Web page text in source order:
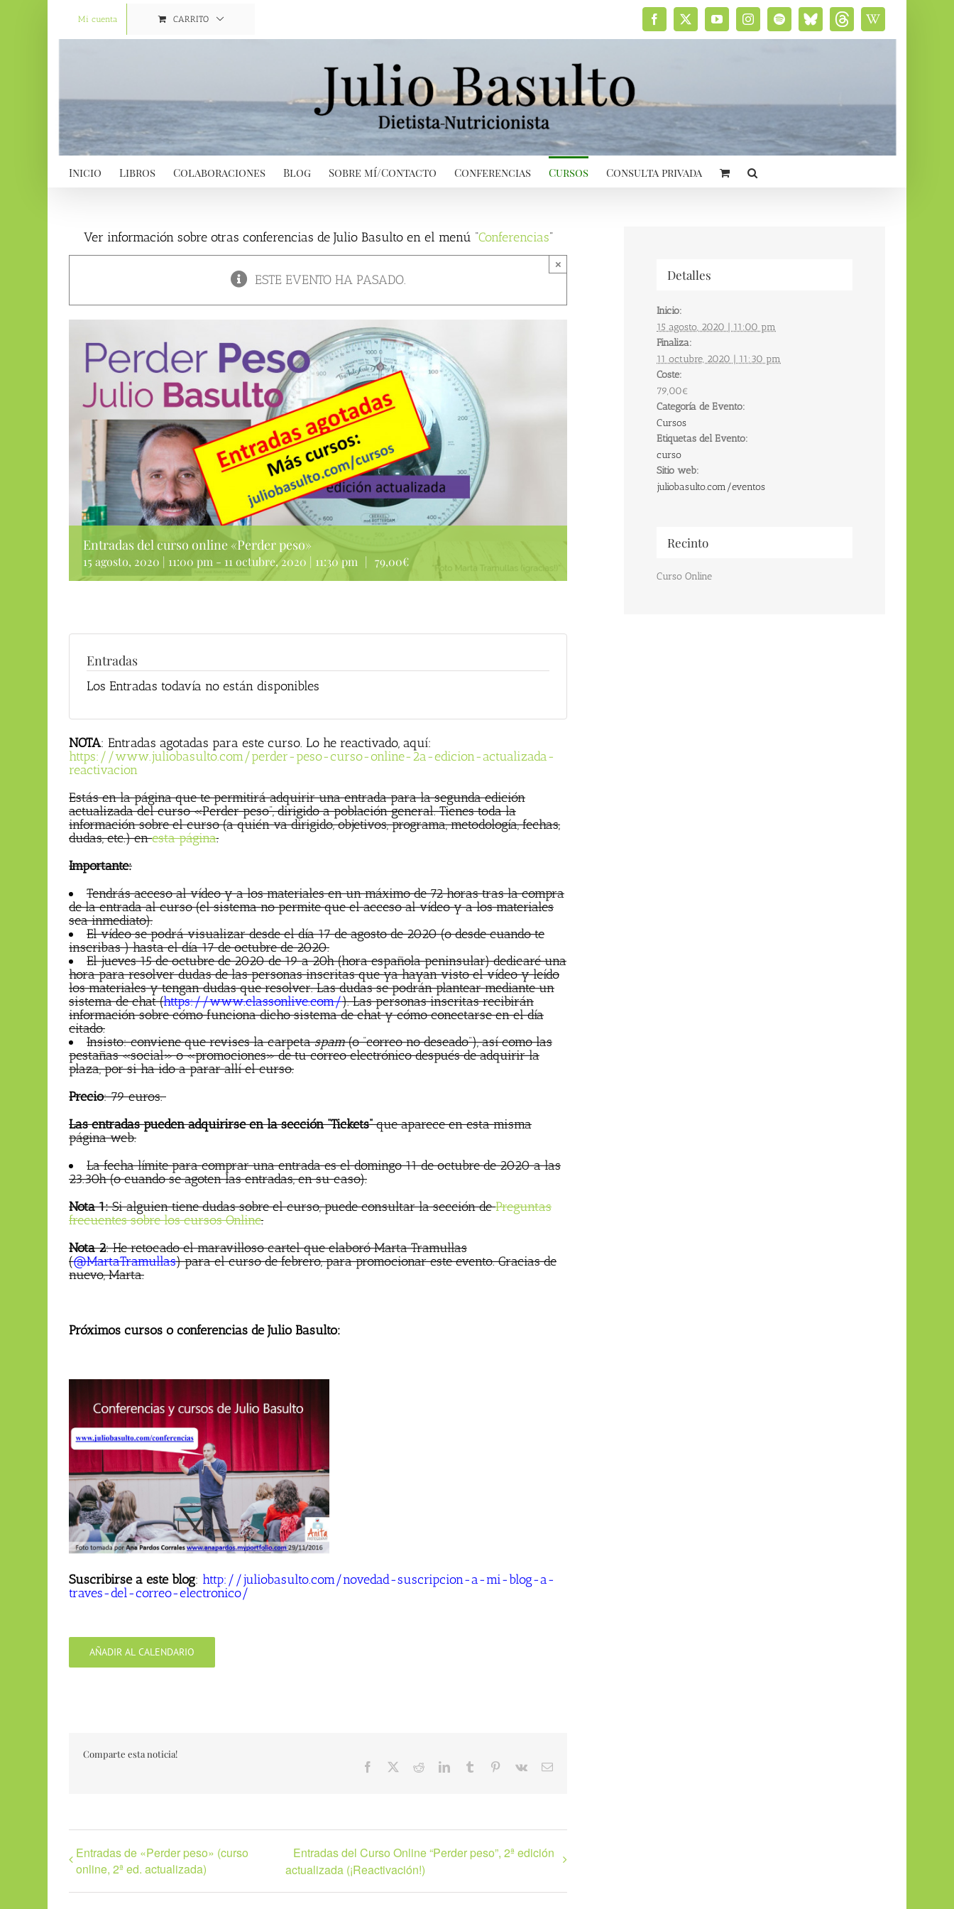
Mi cuenta CARRITO Facebook
X YouTubeInstagramSpotifyBluesky
social
ThreadsWikipedia
Inicio Libros Colaboraciones Blog Sobre mí/Contacto Conferencias Cursos Consulta privada
Ver información sobre otras conferencias de Julio Basulto en el menú “Conferencias”
ESTE EVENTO HA PASADO.
×
Entradas del curso online «Perder peso»
15 agosto, 2020 | 11:00 pm - 11 octubre, 2020 | 11:30 pm | 79,00€
Entradas
Los Entradas todavía no están disponibles
NOTA: Entradas agotadas para este curso. Lo he reactivado, aquí:
https://www.juliobasulto.com/perder-peso-curso-online-2a-edicion-actualizada-
reactivacion
Estás en la página que te permitirá adquirir una entrada para la segunda edición
actualizada del curso «Perder peso”, dirigido a población general. Tienes toda la
información sobre el curso (a quién va dirigido, objetivos, programa, metodología, fechas,
dudas, etc.) enesta página.
Importante:
Tendrás acceso al vídeo y a los materiales en un máximo de 72 horas tras la compra
de la entrada al curso (el sistema no permite que el acceso al vídeo y a los materiales
sea inmediato).
El vídeo se podrá visualizar desde el día 17 de agosto de 2020 (o desde cuando te
inscribas ) hasta el día 17 de octubre de 2020.
El jueves 15 de octubre de 2020 de 19 a 20h (hora española peninsular) dedicaré una
hora para resolver dudas de las personas inscritas que ya hayan visto el vídeo y leído
los materiales y tengan dudas que resolver. Las dudas se podrán plantear mediante un
sistema de chat (https://www.classonlive.com/). Las personas inscritas recibirán
información sobre cómo funciona dicho sistema de chat y cómo conectarse en el día
citado.
Insisto: conviene que revises la carpetaspam(o “correo no deseado”), así como las
pestañas «social» o «promociones» de tu correo electrónico después de adquirir la
plaza, por si ha ido a parar allí el curso.
Precio: 79 euros.
Las entradas pueden adquirirse en la sección “Tickets”que aparece en esta misma
página web.
La fecha límite para comprar una entrada es el domingo 11 de octubre de 2020 a las
23.30h (o cuando se agoten las entradas, en su caso).
Nota 1:Si alguien tiene dudas sobre el curso, puede consultar la sección dePreguntas
frecuentes sobre los cursos Online.
Nota 2: He retocado el maravilloso cartel que elaboró Marta Tramullas
(@MartaTramullas) para el curso de febrero, para promocionar este evento. Gracias de
nuevo, Marta.
Próximos cursos o conferencias de Julio Basulto:
Suscribirse a este blog: http://juliobasulto.com/novedad-suscripcion-a-mi-blog-a-
traves-del-correo-electronico/
AÑADIR AL CALENDARIO
Comparte esta noticia!
Facebook RedditLinkedInTumblr Pinterest
Vk
Correo
Entradas de «Perder peso» (curso
online, 2ª ed. actualizada)
Entradas del Curso Online “Perder peso”, 2ª edición
actualizada (¡Reactivación!)
Detalles
Inicio:
15 agosto, 2020 | 11:00 pm
Finaliza:
11 octubre, 2020 | 11:30 pm
Coste:
79,00€
Categoría de Evento:
Cursos
Etiquetas del Evento:
curso
Sitio web:
juliobasulto.com/eventos
Recinto
Curso Online